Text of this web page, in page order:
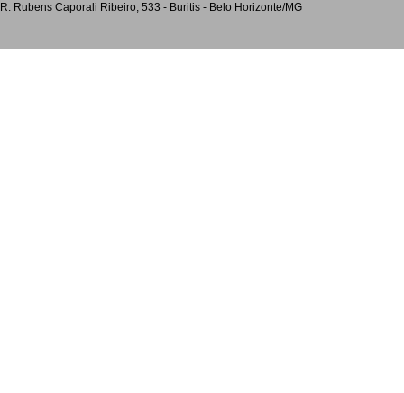
R. Rubens Caporali Ribeiro, 533 - Buritis - Belo Horizonte/MG